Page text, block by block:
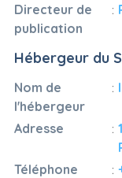
Directeur de
publication
:
Hébergeur du
Nom de
l'hébergeur
:
Adresse :
Téléphone
: